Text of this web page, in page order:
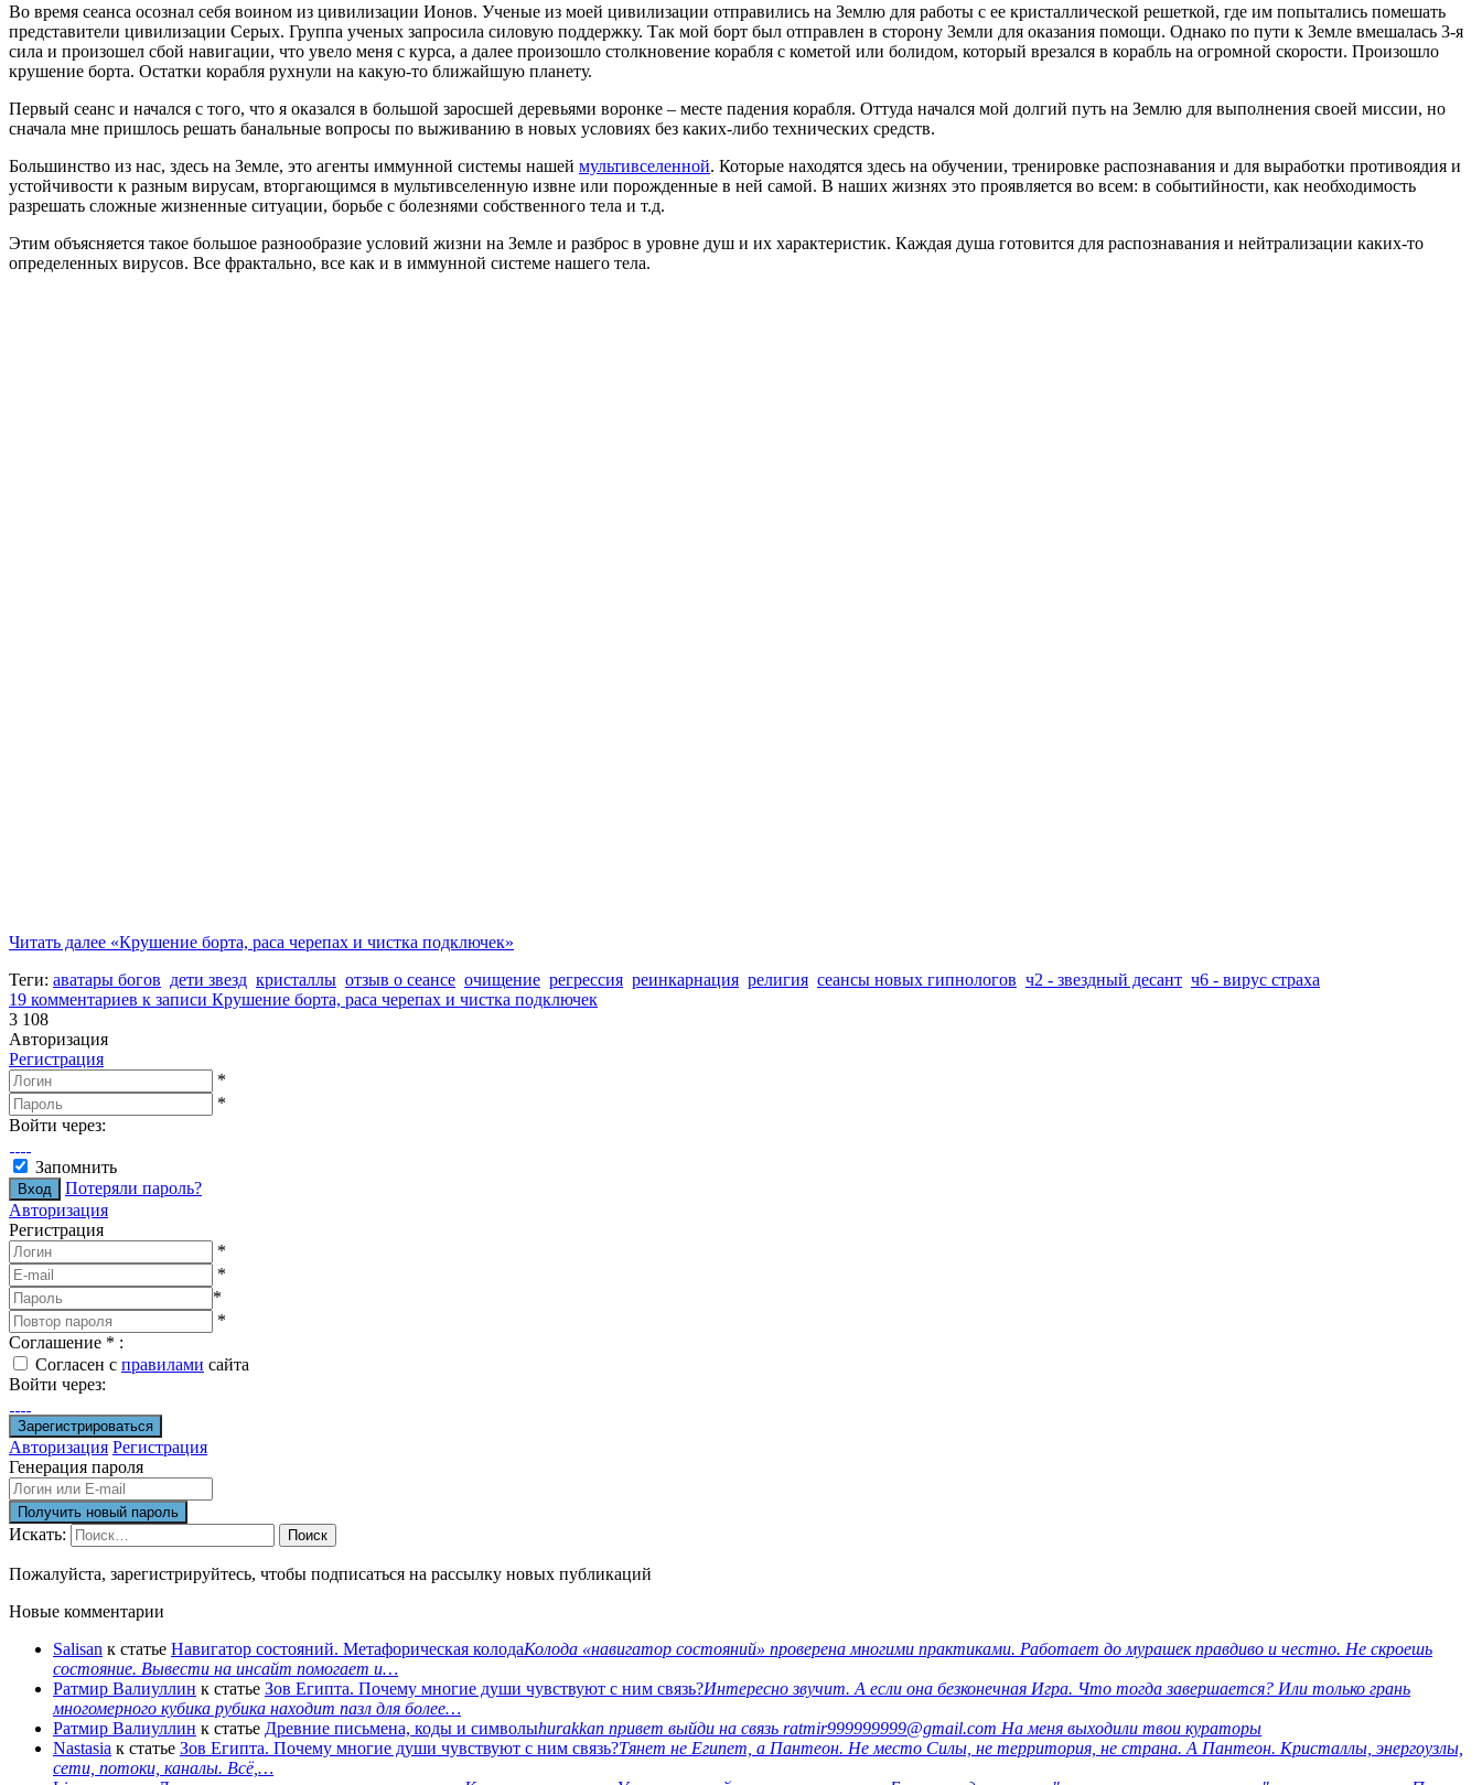
Во время сеанса осознал себя воином из цивилизации Ионов. Ученые из моей цивилизации отправились на Землю для работы с ее кристаллической решеткой, где им попытались помешать
представители цивилизации Серых. Группа ученых запросила силовую поддержку. Так мой борт был отправлен в сторону Земли для оказания помощи. Однако по пути к Земле вмешалась 3-я
сила и произошел сбой навигации, что увело меня с курса, а далее произошло столкновение корабля с кометой или болидом, который врезался в корабль на огромной скорости. Произошло
крушение борта. Остатки корабля рухнули на какую-то ближайшую планету.
Первый сеанс и начался с того, что я оказался в большой заросшей деревьями воронке – месте падения корабля. Оттуда начался мой долгий путь на Землю для выполнения своей миссии, но
сначала мне пришлось решать банальные вопросы по выживанию в новых условиях без каких-либо технических средств.
Большинство из нас, здесь на Земле, это агенты иммунной системы нашей мультивселенной. Которые находятся здесь на обучении, тренировке распознавания и для выработки противоядия и
устойчивости к разным вирусам, вторгающимся в мультивселенную извне или порожденные в ней самой. В наших жизнях это проявляется во всем: в событийности, как необходимость
разрешать сложные жизненные ситуации, борьбе с болезнями собственного тела и т.д.
Этим объясняется такое большое разнообразие условий жизни на Земле и разброс в уровне душ и их характеристик. Каждая душа готовится для распознавания и нейтрализации каких-то
определенных вирусов. Все фрактально, все как и в иммунной системе нашего тела.
Читать далее «Крушение борта, раса черепах и чистка подключек»
Теги: аватары богов дети звезд кристаллы отзыв о сеансе очищение регрессия реинкарнация религия сеансы новых гипнологов ч2 - звездный десант ч6 - вирус страха
19 комментариев к записи Крушение борта, раса черепах и чистка подключек
3 108
Авторизация
Регистрация
*
*
Войти через:
Запомнить
Потеряли пароль?
Авторизация
Регистрация
*
*
*
*
Соглашение * :
Согласен с правилами сайта
Войти через:
Авторизация Регистрация
Генерация пароля
Искать: Поиск
Пожалуйста, зарегистрируйтесь, чтобы подписаться на рассылку новых публикаций
Новые комментарии
Salisan к статье Навигатор состояний. Метафорическая колодаКолода «навигатор состояний» проверена многими практиками. Работает до мурашек правдиво и честно. Не скроешь
состояние. Вывести на инсайт помогает и…
Ратмир Валиуллин к статье Зов Египта. Почему многие души чувствуют с ним связь?Интересно звучит. А если она безконечная Игра. Что тогда завершается? Или только грань
многомерного кубика рубика находит пазл для более…
Ратмир Валиуллин к статье Древние письмена, коды и символыhurakkan привет выйди на связь ratmir999999999@gmail.com На меня выходили твои кураторы
Nastasia к статье Зов Египта. Почему многие души чувствуют с ним связь?Тянет не Египет, а Пантеон. Не место Силы, не территория, не страна. А Пантеон. Кристаллы, энергоузлы,
сети, потоки, каналы. Всё,…